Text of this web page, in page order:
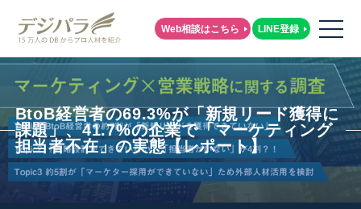
Web相談はこちら LINE登録
BtoB経営者の69.3%が「新規リード獲得に
課題」、41.7%の企業で「マーケティング
担当者不在」の実態【レポート】